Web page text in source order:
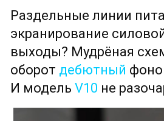
Раздельные линии
экранирование
выходы? Мудрёная
оборот дебютный
И модель V10 не